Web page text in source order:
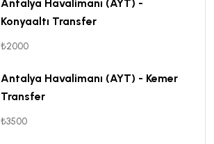
Antalya Havalimanı (AYT) -
Konyaaltı Transfer
₺2000
Antalya Havalimanı (AYT) - Kemer
Transfer
₺3500